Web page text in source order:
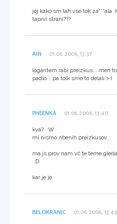
joj kako sm lah vse tok za***ala
taprvi strani???
AIN 01.06.2006, 13:37
logaritem rabi preizkus... men
padlo... pa tolk smo to delali >:(
PHEENKA 01.06.2006, 13:40
kva? :W
mi nismo nbenih preizkusov...
ma js prov nam vč te teme
;D
kar je je.
BELOKRANJC 01.06.2006, 13:43